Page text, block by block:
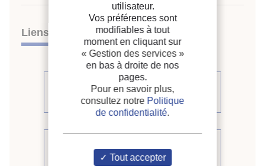
Liens
Voir d'autres communications du
même compte rendu (541)
conférence
utilisateur.
Vos préférences sont
modifiables à tout
moment en cliquant sur
« Gestion des services »
en bas à droite de nos
pages.
Pour en savoir plus,
consultez notre Politique
de confidentialité.
Tout accepter